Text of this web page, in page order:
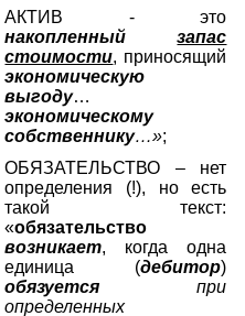
АКТИВ - это
накопленныйзапас
стоимости, приносящий
экономическую
выгоду…
экономическому
собственнику…»;
ОБЯЗАТЕЛЬСТВО – нет
определения (!), но есть
такой текст:
«обязательство
возникает, когда одна
единица (дебитор)
обязуетсяпри
определенных